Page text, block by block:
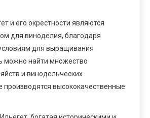
и его окрестности являются
для виноделия, благодаря
для выращивания
можно найти множество
и винодельческих
производятся высококачественные